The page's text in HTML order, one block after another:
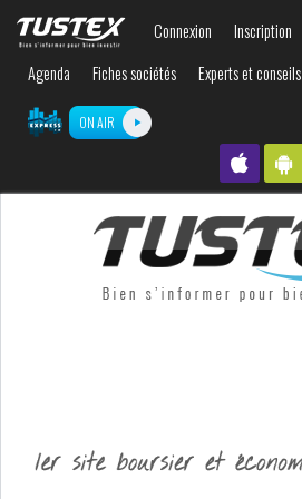
contenu
Connexion Inscription
Agenda
Fiches sociétés Experts et conseils
ON AIR